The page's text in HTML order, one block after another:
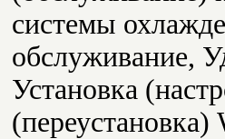
системы
обслуживание,
Установка